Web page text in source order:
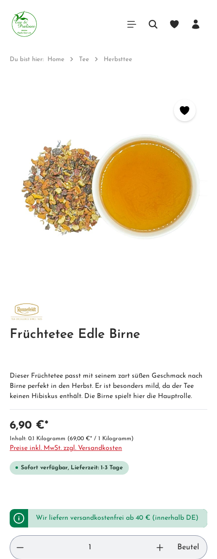
Du bist hier: Home Tee Herbsttee
Früchtetee Edle Birne
Dieser Früchtetee passt mit seinem zart süßen Geschmack nach
Birne perfekt in den Herbst. Er ist besonders mild, da der Tee
keinen Hibiskus enthält. Die Birne spielt hier die Hauptrolle.
6,90 €*
Inhalt: 0.1 Kilogramm (69,00 €* / 1 Kilogramm)
Preise inkl. MwSt. zzgl. Versandkosten
Sofort verfügbar, Lieferzeit: 1-3 Tage
Wir liefern versandkostenfrei ab 40 € (innerhalb DE)
Beutel